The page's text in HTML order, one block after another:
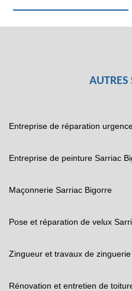
AUTRES
Entreprise de réparation
Entreprise de peinture Sarriac
Maçonnerie Sarriac Bigorre
Pose et réparation de velux
Zingueur et travaux de
Rénovation et entretien de